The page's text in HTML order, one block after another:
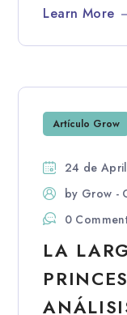
Learn More
Artículo Grow
24 de
by Grow -
0
LA